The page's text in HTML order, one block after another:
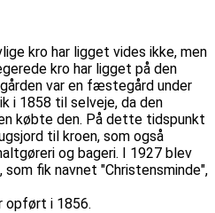
kro har ligget vides ikke, men
kro har ligget på den
var en fæstegård under
i 1858 til selveje, da den
købte den. På dette tidspunkt
til kroen, som også
og bageri. I 1927 blev
fik navnet "Christensminde",
opført i 1856.